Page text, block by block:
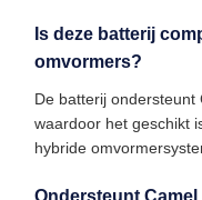
Is deze batterij
omvormers?
De batterij ondersteunt
waardoor het geschikt
hybride
Ondersteunt Camel